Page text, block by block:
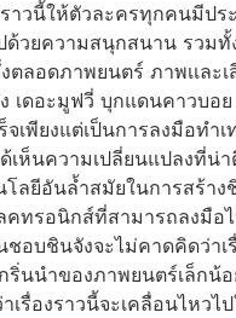
าวนี้ให้ตัวละครทุกคนมีป
ด้วยความสนุกสนาน รวมทั้
ลอดภาพยนตร์ ภาพเเละเ
เดอะมูฟวี่ บุกแดนคาวบอ
เพียงแต่เป็นการลงมือทำ
เห็นความเปลี่ยนแปลงที่น่
ลยีอันล้ำสมัยในการสร้าง
คทรอนิกส์ที่สามารถลงมือ
อบชินจังจะไม่คาดคิดว่าเ
นนำของภาพยนตร์เล็กน้อ
เรื่องราวนี้จะเคลื่อนไหวไ